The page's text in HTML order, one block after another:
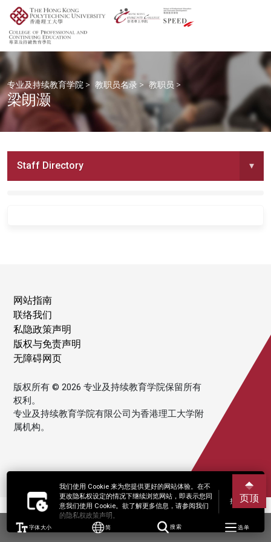
我们使用 Cookie 来为您提供更好的网站体验。在不
更改隐私权设定的情况下继续浏览网站，即表示您同
意我们使用 Cookie。欲了解更多信息，请参阅我们
的隐私权政策声明。
接受
字体大小 简 搜索 选单
专业及持续教育学院 > 教职员名录 > 教职员 >
梁朗灏
Staff Directory ▾
网站指南
联络我们
私隐政策声明
版权与免责声明
无障碍网页
版权所有 © 2026 专业及持续教育学院保留所有
权利。
专业及持续教育学院有限公司为香港理工大学附
属机构。
页顶